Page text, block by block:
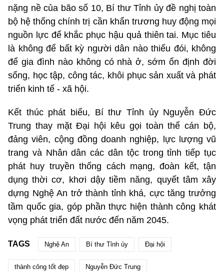
nặng nề của bão số 10, Bí thư Tỉnh ủy đề nghị toàn
bộ hệ thống chính trị cần khẩn trương huy động mọi
nguồn lực để khắc phục hậu quả thiên tai. Mục tiêu
là không để bất kỳ người dân nào thiếu đói, không
để gia đình nào không có nhà ở, sớm ổn định đời
sống, học tập, công tác, khôi phục sản xuất và phát
triển kinh tế - xã hội.
Kết thúc phát biểu, Bí thư Tỉnh ủy Nguyễn Đức
Trung thay mặt Đại hội kêu gọi toàn thể cán bộ,
đảng viên, cộng đồng doanh nghiệp, lực lượng vũ
trang và Nhân dân các dân tộc trong tỉnh tiếp tục
phát huy truyền thống cách mạng, đoàn kết, tận
dụng thời cơ, khơi dậy tiềm năng, quyết tâm xây
dựng Nghệ An trở thành tỉnh khá, cực tăng trưởng
tầm quốc gia, góp phần thực hiện thành công khát
vọng phát triển đất nước đến năm 2045.
TAGS Nghệ An Bí thư Tỉnh ủy Đại hội
thành công tốt đẹp Nguyễn Đức Trung